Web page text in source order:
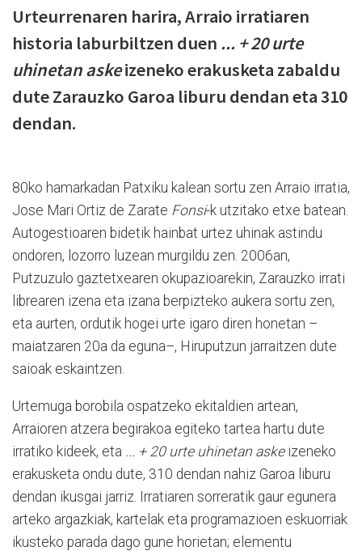
Urteurrenaren harira, Arraio irratiaren
historia laburbiltzen duen ... + 20 urte
uhinetan askeizeneko erakusketa zabaldu
dute Zarauzko Garoa liburu dendan eta 310
dendan.
80ko hamarkadan Patxiku kalean sortu zen Arraio irratia,
Jose Mari Ortiz de Zarate Fonsi-k utzitako etxe batean.
Autogestioaren bidetik hainbat urtez uhinak astindu
ondoren, lozorro luzean murgildu zen. 2006an,
Putzuzulo gaztetxearen okupazioarekin, Zarauzko irrati
librearen izena eta izana berpizteko aukera sortu zen,
eta aurten, ordutik hogei urte igaro diren honetan –
maiatzaren 20a da eguna–, Hiruputzun jarraitzen dute
saioak eskaintzen.
Urtemuga borobila ospatzeko ekitaldien artean,
Arraioren atzera begirakoa egiteko tartea hartu dute
irratiko kideek, eta ... + 20 urte uhinetan askeizeneko
erakusketa ondu dute, 310 dendan nahiz Garoa liburu
dendan ikusgai jarriz. Irratiaren sorreratik gaur egunera
arteko argazkiak, kartelak eta programazioen eskuorriak
ikusteko parada dago gune horietan; elementu